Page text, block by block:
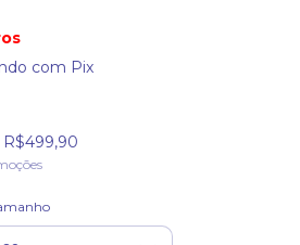
com Pix
R$499,90